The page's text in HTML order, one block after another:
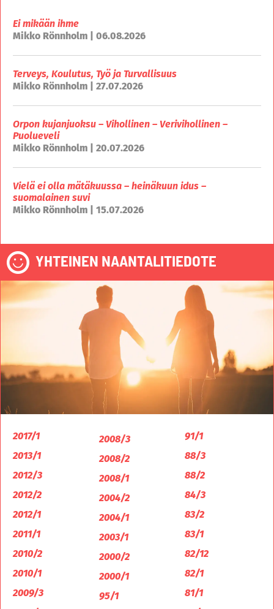
Ei mikään ihme
Mikko Rönnholm | 06.08.2026
Terveys, Koulutus, Työ ja Turvallisuus
Mikko Rönnholm | 27.07.2026
Orpon kujanjuoksu – Vihollinen – Verivihollinen –
Puolueveli
Mikko Rönnholm | 20.07.2026
Vielä ei olla mätäkuussa – heinäkuun idus –
suomalainen suvi
Mikko Rönnholm | 15.07.2026
YHTEINEN NAANTALITIEDOTE
2017/1
2013/1
2012/3
2012/2
2012/1
2011/1
2010/2
2010/1
2009/3
2008/3
2008/2
2008/1
2004/2
2004/1
2003/1
2000/2
2000/1
95/1
91/1
88/3
88/2
84/3
83/2
83/1
82/12
82/1
81/1